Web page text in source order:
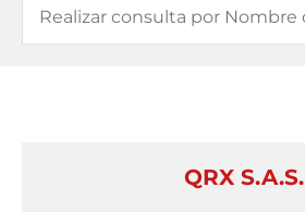
QRX S.A.S.